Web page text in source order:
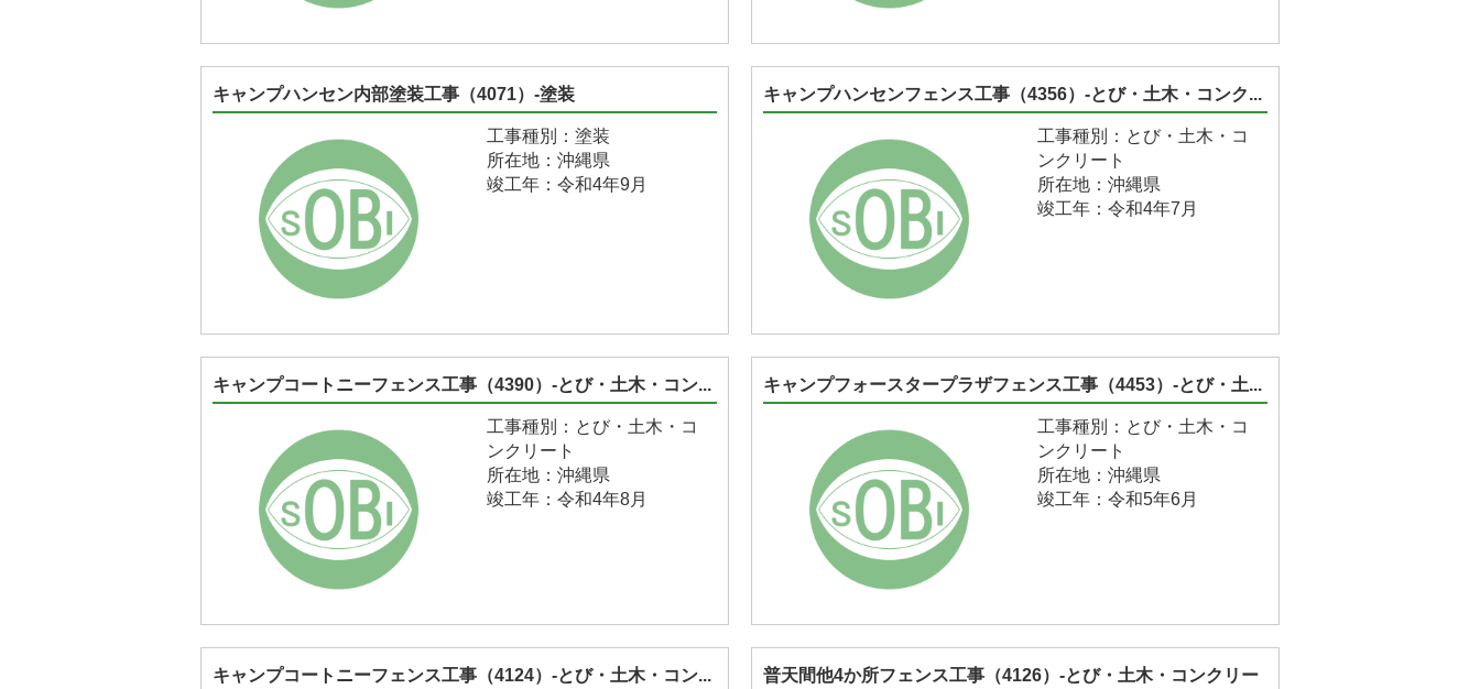
キャンプハンセン内部塗装工事（4071）-塗装
工事種別：塗装
所在地：沖縄県
竣工年：令和4年9月
キャンプハンセンフェンス工事（4356）-とび・土木・コンク...
工事種別：とび・土木・コ
ンクリート
所在地：沖縄県
竣工年：令和4年7月
キャンプコートニーフェンス工事（4390）-とび・土木・コン...
工事種別：とび・土木・コ
ンクリート
所在地：沖縄県
竣工年：令和4年8月
キャンプフォースタープラザフェンス工事（4453）-とび・土...
工事種別：とび・土木・コ
ンクリート
所在地：沖縄県
竣工年：令和5年6月
キャンプコートニーフェンス工事（4124）-とび・土木・コン...
普天間他4か所フェンス工事（4126）-とび・土木・コンクリー